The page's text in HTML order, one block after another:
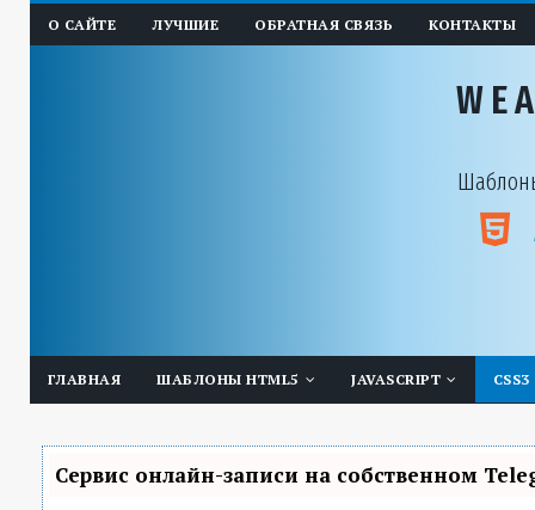
О САЙТЕ ЛУЧШИЕ ОБРАТНАЯ СВЯЗЬ КОНТАКТЫ
ГЛАВНАЯ ШАБЛОНЫ HTML5 JAVASCRIPT CSS3
Сервис онлайн-записи на собственном